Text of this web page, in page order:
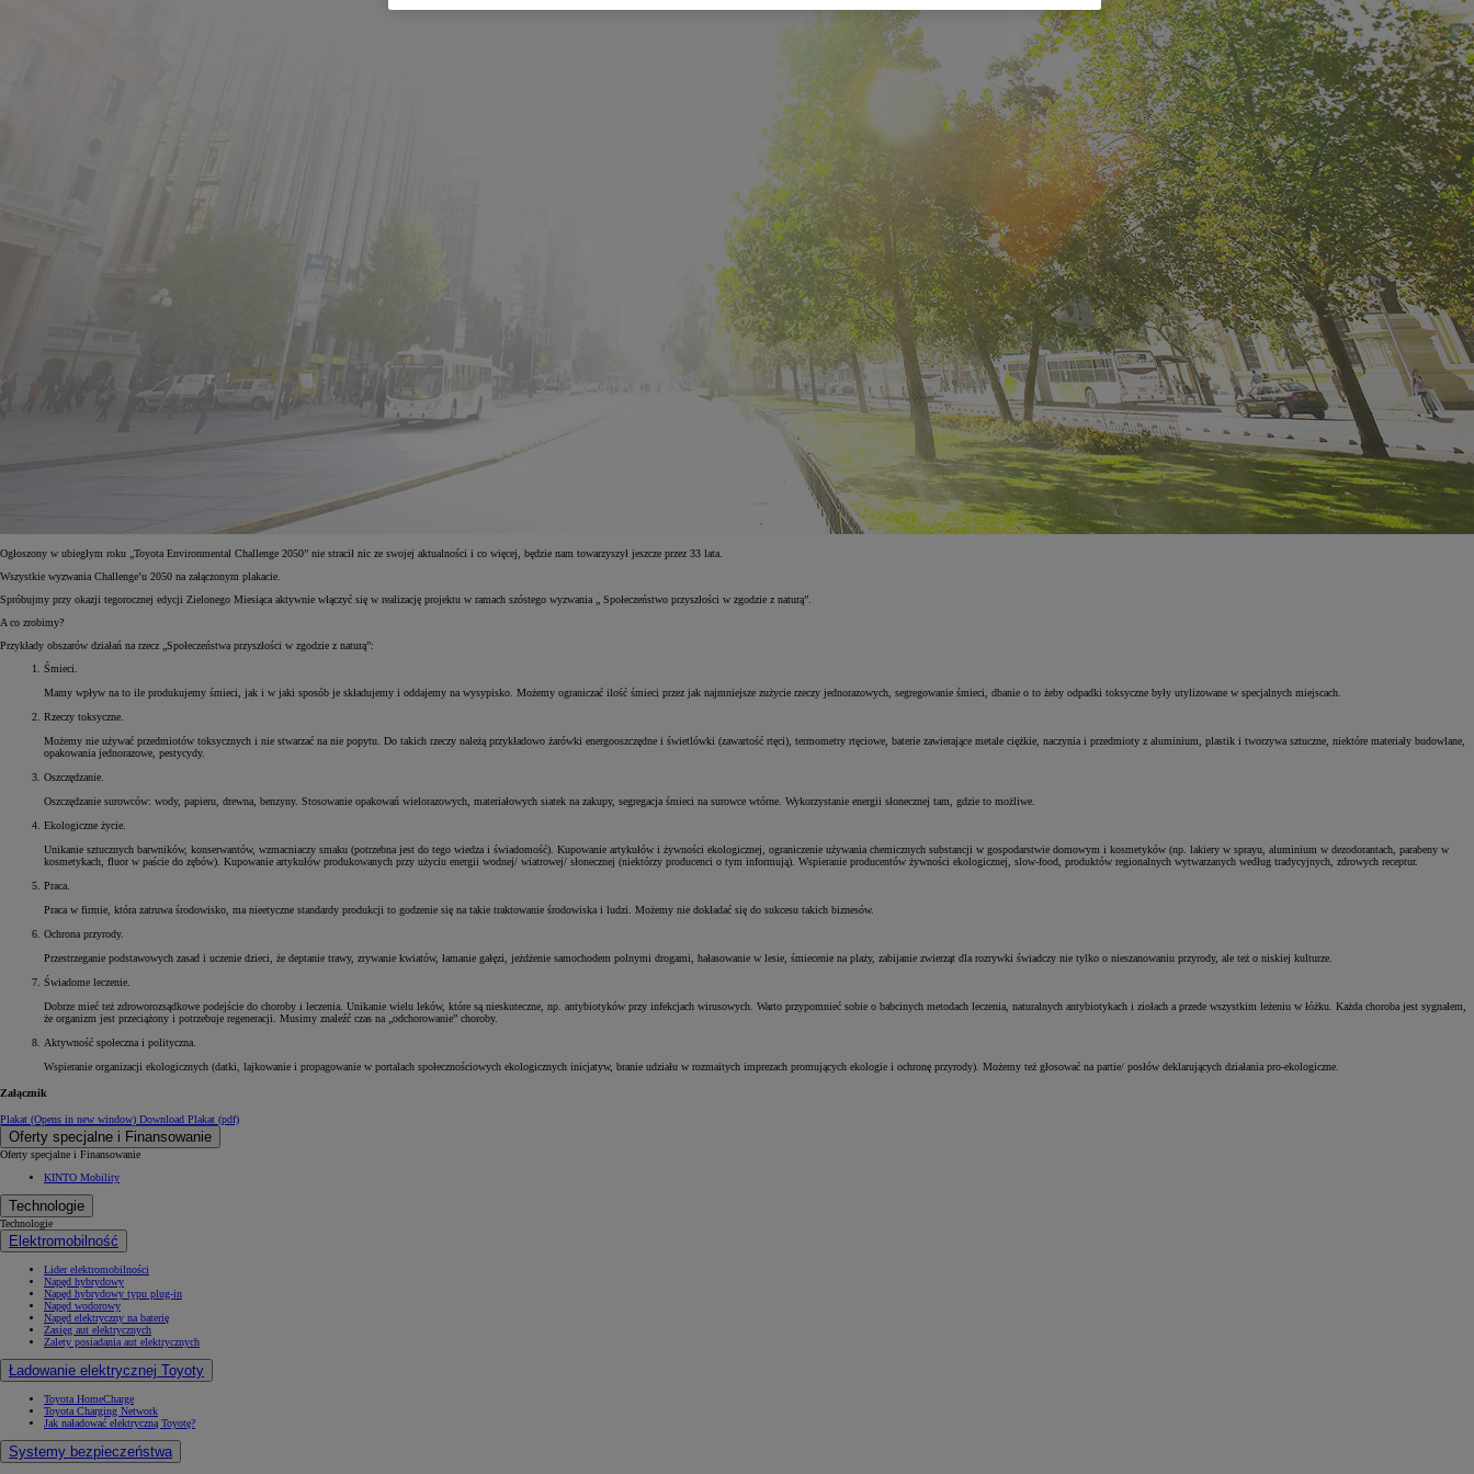
Ogłoszony w ubiegłym roku „Toyota Environmental Challenge 2050” nie stracił nic ze swojej aktualności i co więcej, będzie nam towarzyszył jeszcze przez 33 lata.
Wszystkie wyzwania Challenge’u 2050 na załączonym plakacie.
Spróbujmy przy okazji tegorocznej edycji Zielonego Miesiąca aktywnie włączyć się w realizację projektu w ramach szóstego wyzwania „ Społeczeństwo przyszłości w zgodzie z naturą”.
A co zrobimy?
Przykłady obszarów działań na rzecz „Społeczeństwa przyszłości w zgodzie z naturą”:
Śmieci.
Mamy wpływ na to ile produkujemy śmieci, jak i w jaki sposób je składujemy i oddajemy na wysypisko. Możemy ograniczać ilość śmieci przez jak najmniejsze zużycie rzeczy jednorazowych, segregowanie śmieci, dbanie o to żeby odpadki toksyczne były utylizowane w specjalnych miejscach.
Rzeczy toksyczne.
Możemy nie używać przedmiotów toksycznych i nie stwarzać na nie popytu. Do takich rzeczy należą przykładowo żarówki energooszczędne i świetlówki (zawartość rtęci), termometry rtęciowe, baterie zawierające metale ciężkie, naczynia i przedmioty z aluminium, plastik i tworzywa sztuczne, niektóre materiały budowlane,
opakowania jednorazowe, pestycydy.
Oszczędzanie.
Oszczędzanie surowców: wody, papieru, drewna, benzyny. Stosowanie opakowań wielorazowych, materiałowych siatek na zakupy, segregacja śmieci na surowce wtórne. Wykorzystanie energii słonecznej tam, gdzie to możliwe.
Ekologiczne życie.
Unikanie sztucznych barwników, konserwantów, wzmacniaczy smaku (potrzebna jest do tego wiedza i świadomość). Kupowanie artykułów i żywności ekologicznej, ograniczenie używania chemicznych substancji w gospodarstwie domowym i kosmetyków (np. lakiery w sprayu, aluminium w dezodorantach, parabeny w
kosmetykach, fluor w paście do zębów). Kupowanie artykułów produkowanych przy użyciu energii wodnej/ wiatrowej/ słonecznej (niektórzy producenci o tym informują). Wspieranie producentów żywności ekologicznej, slow-food, produktów regionalnych wytwarzanych według tradycyjnych, zdrowych receptur.
Praca.
Praca w firmie, która zatruwa środowisko, ma nieetyczne standardy produkcji to godzenie się na takie traktowanie środowiska i ludzi. Możemy nie dokładać się do sukcesu takich biznesów.
Ochrona przyrody.
Przestrzeganie podstawowych zasad i uczenie dzieci, że deptanie trawy, zrywanie kwiatów, łamanie gałęzi, jeżdżenie samochodem polnymi drogami, hałasowanie w lesie, śmiecenie na plaży, zabijanie zwierząt dla rozrywki świadczy nie tylko o nieszanowaniu przyrody, ale też o niskiej kulturze.
Świadome leczenie.
Dobrze mieć też zdroworozsądkowe podejście do choroby i leczenia. Unikanie wielu leków, które są nieskuteczne, np. antybiotyków przy infekcjach wirusowych. Warto przypomnieć sobie o babcinych metodach leczenia, naturalnych antybiotykach i ziołach a przede wszystkim leżeniu w łóżku. Każda choroba jest sygnałem,
że organizm jest przeciążony i potrzebuje regeneracji. Musimy znaleźć czas na „odchorowanie” choroby.
Aktywność społeczna i polityczna.
Wspieranie organizacji ekologicznych (datki, lajkowanie i propagowanie w portalach społecznościowych ekologicznych inicjatyw, branie udziału w rozmaitych imprezach promujących ekologie i ochronę przyrody). Możemy też głosować na partie/ posłów deklarujących działania pro-ekologiczne.
Załącznik
Plakat (Opens in new window) Download Plakat (pdf)
Oferty specjalne i Finansowanie
Oferty specjalne i Finansowanie
KINTO Mobility
Technologie
Technologie
Elektromobilność
Lider elektromobilności
Napęd hybrydowy
Napęd hybrydowy typu plug-in
Napęd wodorowy
Napęd elektryczny na baterię
Zasięg aut elektrycznych
Zalety posiadania aut elektrycznych
Ładowanie elektrycznej Toyoty
Toyota HomeCharge
Toyota Charging Network
Jak naładować elektryczną Toyotę?
Systemy bezpieczeństwa